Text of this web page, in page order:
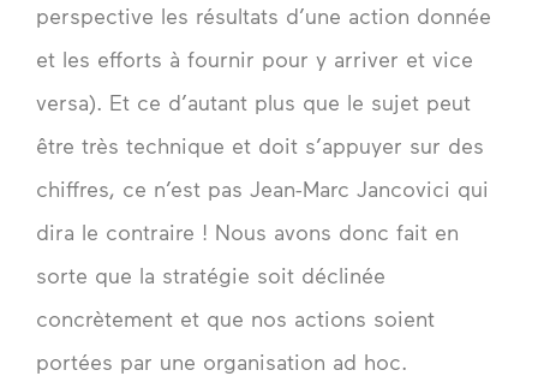
perspective les résultats d’une action donnée
et les efforts à fournir pour y arriver et vice
versa). Et ce d’autant plus que le sujet peut
être très technique et doit s’appuyer sur des
chiffres, ce n’est pas Jean-Marc Jancovici qui
dira le contraire ! Nous avons donc fait en
sorte que la stratégie soit déclinée
concrètement et que nos actions soient
portées par une organisation ad hoc.